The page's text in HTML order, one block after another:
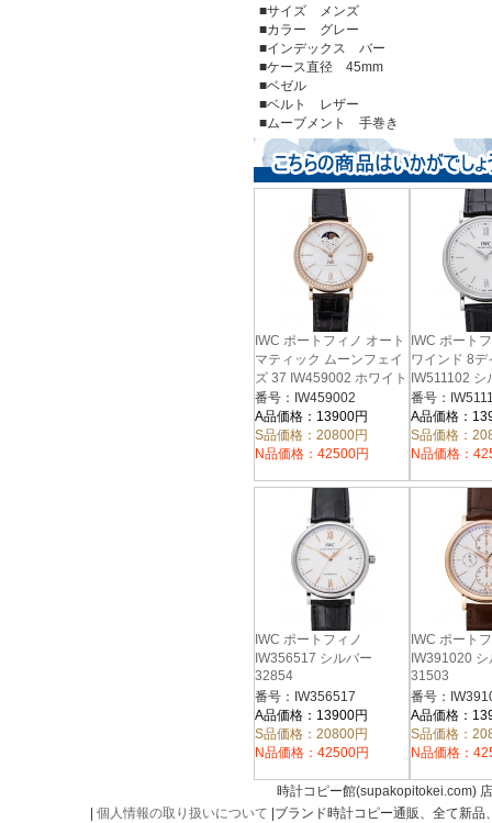
■サイズ メンズ
■カラー グレー
■インデックス バー
■ケース直径 45mm
■ベゼル
■ベルト レザー
■ムーブメント 手巻き
IWC ポートフィノ オート
マティック ムーンフェイ
ズ 37 IW459002 ホワイト
38326
番号：IW459002
A品価格：13900円
S品価格：20800円
N品価格：42500円
IWC ポート
ワインド 8デ
IW511102 シ
36274
番号：
A品価格：
S品価格：
N品価格：
IWC ポートフィノ
IW356517 シルバー
32854
番号：IW356517
A品価格：13900円
S品価格：20800円
N品価格：42500円
IWC ポート
IW391020
31503
番号：
A品価格：
S品価格：
N品価格：
時計コピー館(supakopitokei.com)
個人情報の取り扱いについて |ブランド時計コピー通販、全て新